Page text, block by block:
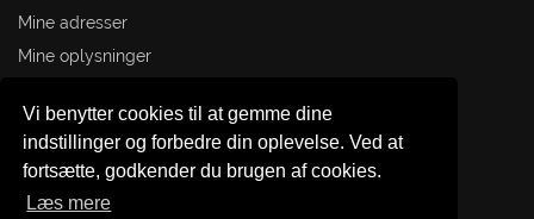
Vi benytter cookies til at gemme dine
indstillinger og forbedre din oplevelse. Ved at
fortsætte, godkender du brugen af cookies.
Læs mere
Mine adresser
Mine oplysninger
TRAPHOLT DESIGNBUTIK
Æblehaven 23
6000 Kolding